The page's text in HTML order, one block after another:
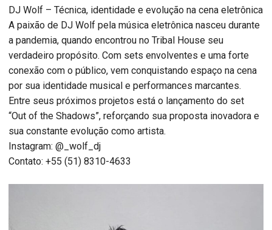
DJ Wolf – Técnica, identidade e evolução na cena eletrônica
A paixão de DJ Wolf pela música eletrônica nasceu durante
a pandemia, quando encontrou no Tribal House seu
verdadeiro propósito. Com sets envolventes e uma forte
conexão com o público, vem conquistando espaço na cena
por sua identidade musical e performances marcantes.
Entre seus próximos projetos está o lançamento do set
“Out of the Shadows”, reforçando sua proposta inovadora e
sua constante evolução como artista.
Instagram: @_wolf_dj
Contato: +55 (51) 8310-4633